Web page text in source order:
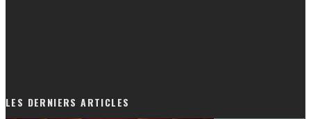
LES DERNIERS ARTICLES